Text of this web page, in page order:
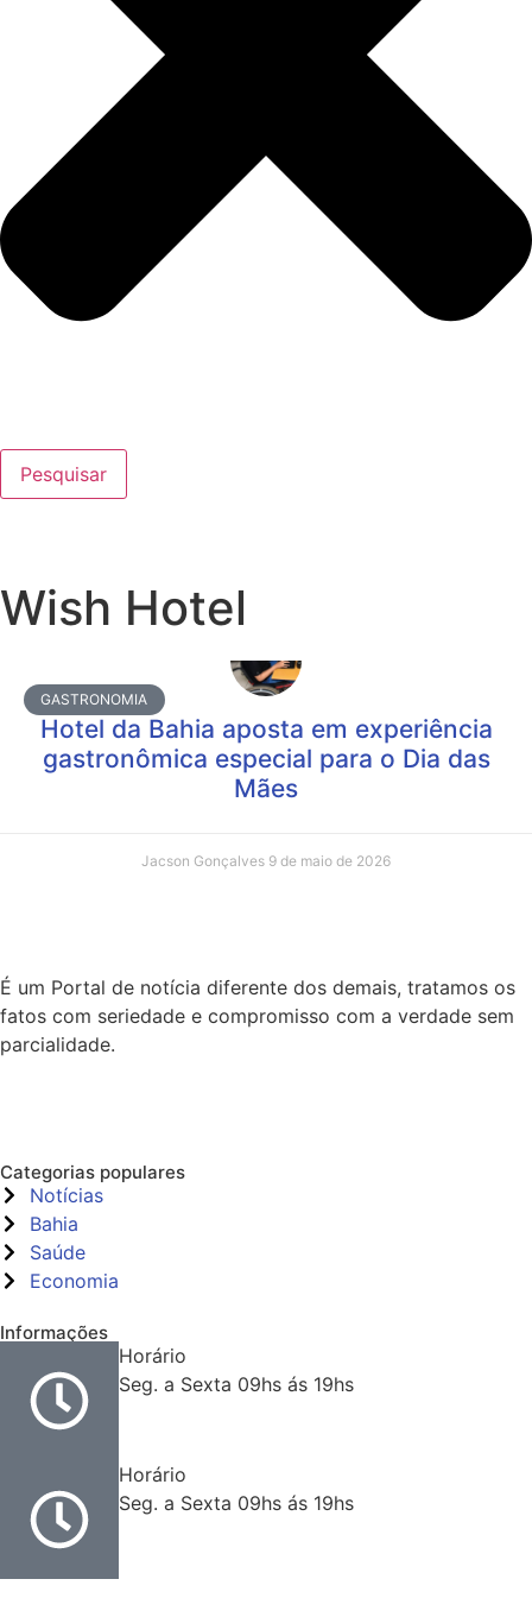
Pesquisar
Wish Hotel
GASTRONOMIA
Hotel da Bahia aposta em experiência
gastronômica especial para o Dia das
Mães
Jacson Gonçalves 9 de maio de 2026
É um Portal de notícia diferente dos demais, tratamos os
fatos com seriedade e compromisso com a verdade sem
parcialidade.
Categorias populares
Notícias
Bahia
Saúde
Economia
Informações
Horário
Seg. a Sexta 09hs ás 19hs
Horário
Seg. a Sexta 09hs ás 19hs